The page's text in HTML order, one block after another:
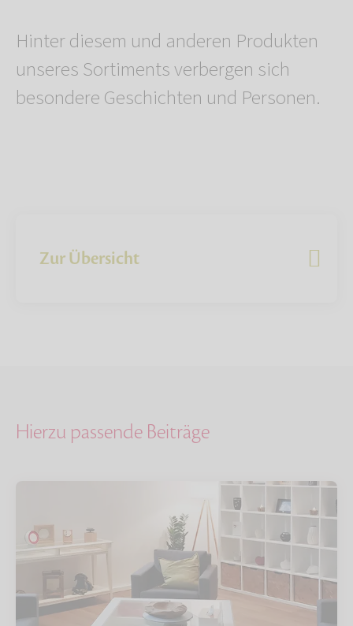
Hinter diesem und anderen Produkten
unseres Sortiments verbergen sich
besondere Geschichten und Personen.
Zur Übersicht
Hierzu passende Beiträge